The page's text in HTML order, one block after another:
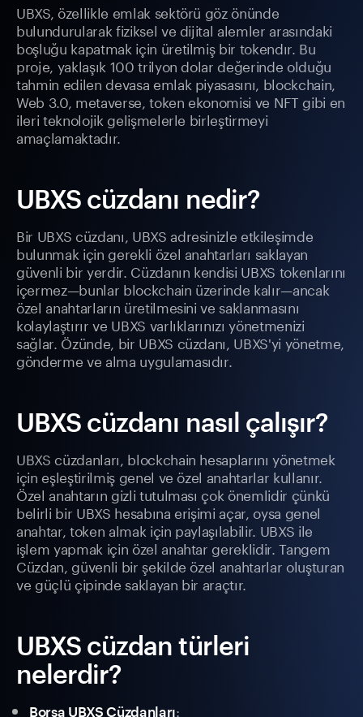
UBXS, özellikle emlak sektörü göz önünde
bulundurularak fiziksel ve dijital alemler arasındaki
boşluğu kapatmak için üretilmiş bir tokendır. Bu
proje, yaklaşık 100 trilyon dolar değerinde olduğu
tahmin edilen devasa emlak piyasasını, blockchain,
Web 3.0, metaverse, token ekonomisi ve NFT gibi en
ileri teknolojik gelişmelerle birleştirmeyi
amaçlamaktadır.
UBXS cüzdanı nedir?
Bir UBXS cüzdanı, UBXS adresinizle etkileşimde
bulunmak için gerekli özel anahtarları saklayan
güvenli bir yerdir. Cüzdanın kendisi UBXS tokenlarını
içermez—bunlar blockchain üzerinde kalır—ancak
özel anahtarların üretilmesini ve saklanmasını
kolaylaştırır ve UBXS varlıklarınızı yönetmenizi
sağlar. Özünde, bir UBXS cüzdanı, UBXS'yi yönetme,
gönderme ve alma uygulamasıdır.
UBXS cüzdanı nasıl çalışır?
UBXS cüzdanları, blockchain hesaplarını yönetmek
için eşleştirilmiş genel ve özel anahtarlar kullanır.
Özel anahtarın gizli tutulması çok önemlidir çünkü
belirli bir UBXS hesabına erişimi açar, oysa genel
anahtar, token almak için paylaşılabilir. UBXS ile
işlem yapmak için özel anahtar gereklidir. Tangem
Cüzdan, güvenli bir şekilde özel anahtarlar oluşturan
ve güçlü çipinde saklayan bir araçtır.
UBXS cüzdan türleri
nelerdir?
Borsa UBXS Cüzdanları: